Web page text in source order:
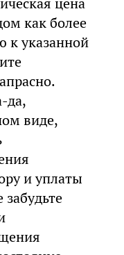
как более
к указанной
да,
виде,
и уплаты